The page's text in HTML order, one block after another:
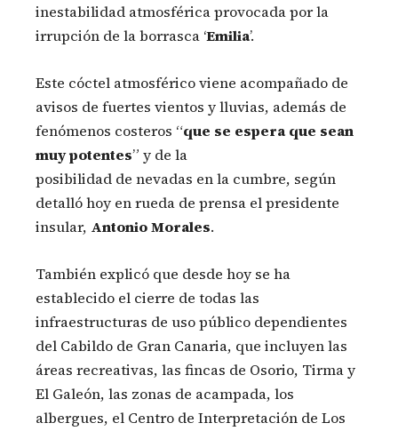
inestabilidad atmosférica provocada por la
irrupción de la borrasca ‘Emilia’.
Este cóctel atmosférico viene acompañado de
avisos de fuertes vientos y lluvias, además de
fenómenos costeros “que se espera que sean
muy potentes” y de la
posibilidad de nevadas en la cumbre, según
detalló hoy en rueda de prensa el presidente
insular, Antonio Morales.
También explicó que desde hoy se ha
establecido el cierre de todas las
infraestructuras de uso público dependientes
del Cabildo de Gran Canaria, que incluyen las
áreas recreativas, las fincas de Osorio, Tirma y
El Galeón, las zonas de acampada, los
albergues, el Centro de Interpretación de Los